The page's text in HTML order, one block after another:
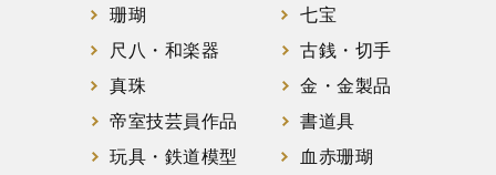
珊瑚
七宝
尺八・和楽器
古銭・切手
真珠
金・金製品
帝室技芸員作品
書道具
玩具・鉄道模型
血赤珊瑚